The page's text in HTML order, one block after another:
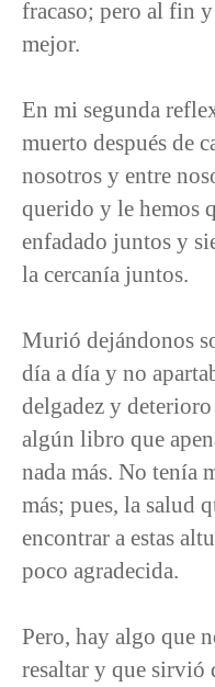
fracaso; pero al fin
mejor.
En mi segunda
muerto después de
nosotros y entre
querido y le hemos
enfadado juntos y
la cercanía juntos.
Murió dejándonos
día a día y no
delgadez y
algún libro que
nada más. No tenía
más; pues, la salud
encontrar a estas
poco agradecida.
Pero, hay algo que
resaltar y que sirvió